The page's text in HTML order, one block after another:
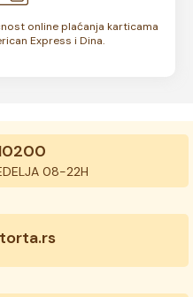
online plaćanja karticama
Express i Dina.
08-22H